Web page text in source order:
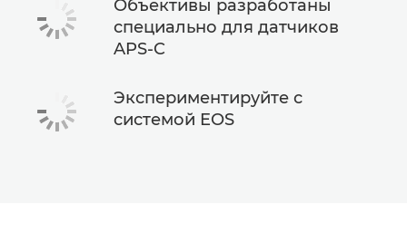
Объективы разработаны
специально для датчиков
APS-C
Экспериментируйте с
системой EOS